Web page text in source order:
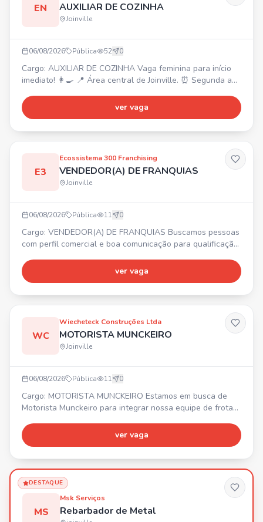
EN AUXILIAR DE COZINHA
Joinville
06/08/2026 Pública 52 0
Cargo: AUXILIAR DE COZINHA Vaga feminina para início
imediato! 👩‍🍳 📍 Área central de Joinville. ⏰ Segunda a
prêmio assiduidade R$ 600 (conforme desempenho).
Experiência na área e trabalho em equipe são diferenciais.
ver vaga
E3
Ecossistema 300 Franchising
VENDEDOR(A) DE FRANQUIAS
Joinville
06/08/2026 Pública 11 0
Cargo: VENDEDOR(A) DE FRANQUIAS Buscamos pessoas
com perfil comercial e boa comunicação para qualificação
com vendas high ticket, familiaridade com CRM. 💰
Remuneração fixa de R$3.200,00 + variável agressiva e
ver vaga
WC
Wiecheteck Construções Ltda
MOTORISTA MUNCKEIRO
Joinville
06/08/2026 Pública 11 0
Cargo: MOTORISTA MUNCKEIRO Estamos em busca de
Motorista Munckeiro para integrar nossa equipe de frotas.
Disponibilidade para viajar • Certificado ATUALIZADO de
operador Benefícios: • 💰 Vale alimentação R$ 620,60 •
ver vaga
DESTAQUE
MS
Msk Serviços
Rebarbador de Metal